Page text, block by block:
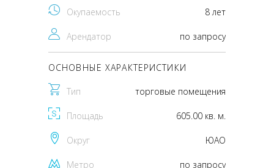
Окупаемость 8 лет
Арендатор по запросу
ОСНОВНЫЕ ХАРАКТЕРИСТИКИ
Тип торговые помещения
Площадь 605.00 кв. м.
Округ ЮАО
Метро по запросу